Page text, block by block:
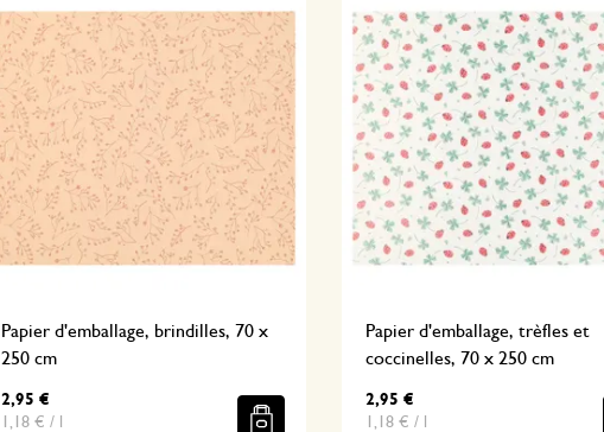
Papier d'emballage, brindilles, 70 x
250 cm
2,95 €
1,18 € / l
Papier d'emballage, trèfles et
coccinelles, 70 x 250 cm
2,95 €
1,18 € / l